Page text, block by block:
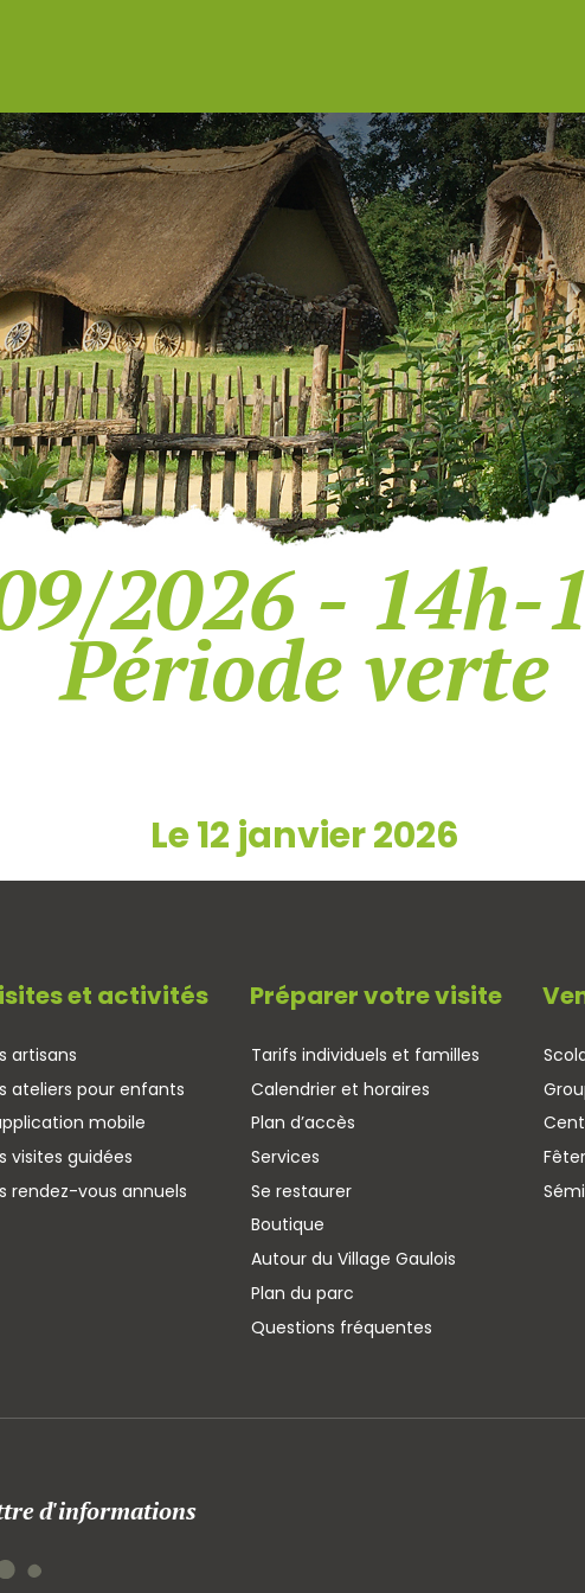
2026 - 14h-
Période verte
Le 12 janvier 2026
et activités
artisans
ateliers pour enfants
mobile
visites guidées
rendez-vous annuels
Préparer votre visite
Tarifs individuels et familles
Calendrier et horaires
Plan d’accès
Services
Se restaurer
Boutique
Autour du Village Gaulois
Plan du parc
Questions fréquentes
d'informations